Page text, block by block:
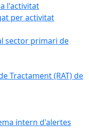
l'activitat
per activitat
sector primari de
Tractament (RAT) de
intern d'alertes